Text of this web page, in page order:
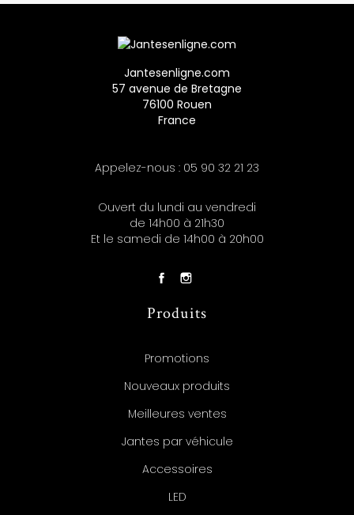
Jantesenligne.com
57 avenue de Bretagne
76100 Rouen
France
Appelez-nous : 05 90 32 21 23
Ouvert du lundi au vendredi
de 14h00 à 21h30
Et le samedi de 14h00 à 20h00
Produits
Promotions
Nouveaux produits
Meilleures ventes
Jantes par véhicule
Accessoires
LED